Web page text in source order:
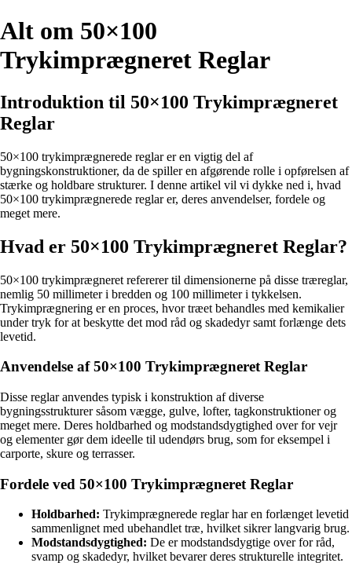
Alt om 50×100
Trykimprægneret Reglar
Introduktion til 50×100 Trykimprægneret
Reglar
50×100 trykimprægnerede reglar er en vigtig del af
bygningskonstruktioner, da de spiller en afgørende rolle i opførelsen af
stærke og holdbare strukturer. I denne artikel vil vi dykke ned i, hvad
50×100 trykimprægnerede reglar er, deres anvendelser, fordele og
meget mere.
Hvad er 50×100 Trykimprægneret Reglar?
50×100 trykimprægneret refererer til dimensionerne på disse træreglar,
nemlig 50 millimeter i bredden og 100 millimeter i tykkelsen.
Trykimprægnering er en proces, hvor træet behandles med kemikalier
under tryk for at beskytte det mod råd og skadedyr samt forlænge dets
levetid.
Anvendelse af 50×100 Trykimprægneret Reglar
Disse reglar anvendes typisk i konstruktion af diverse
bygningsstrukturer såsom vægge, gulve, lofter, tagkonstruktioner og
meget mere. Deres holdbarhed og modstandsdygtighed over for vejr
og elementer gør dem ideelle til udendørs brug, som for eksempel i
carporte, skure og terrasser.
Fordele ved 50×100 Trykimprægneret Reglar
Holdbarhed: Trykimprægnerede reglar har en forlænget levetid
sammenlignet med ubehandlet træ, hvilket sikrer langvarig brug.
Modstandsdygtighed: De er modstandsdygtige over for råd,
svamp og skadedyr, hvilket bevarer deres strukturelle integritet.